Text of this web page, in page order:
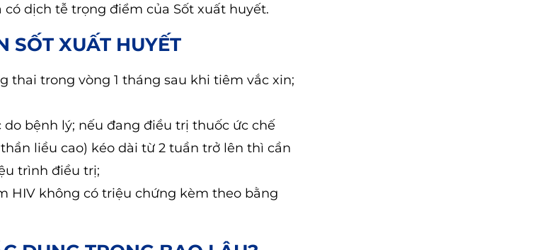
dịch tễ trọng điểm của Sốt xuất huyết.
SỐT XUẤT HUYẾT
thai trong vòng 1 tháng sau khi tiêm vắc xin;
bệnh lý; nếu đang điều trị thuốc ức chế
liều cao) kéo dài từ 2 tuần trở lên thì cần
trình điều trị;
HIV không có triệu chứng kèm theo bằng